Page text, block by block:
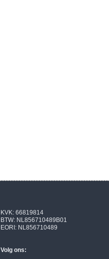
KVK: 66819814
BTW: NL856710489B01
EORI: NL856710489
Volg ons: